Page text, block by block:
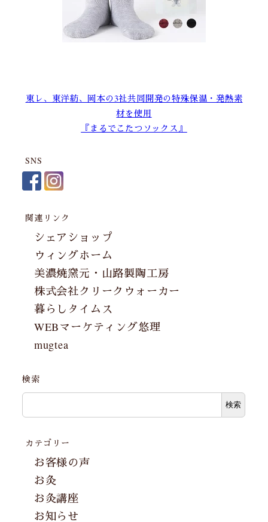
東レ、東洋紡、岡本の3社共同開発の特殊保温・発熱素
材を使用
『まるでこたつソックス』
SNS
関連リンク
シェアショップ
ウィングホーム
美濃焼窯元・山路製陶工房
株式会社クリークウォーカー
暮らしタイムス
WEBマーケティング悠理
mugtea
検索
検索
カテゴリー
お客様の声
お灸
お灸講座
お知らせ